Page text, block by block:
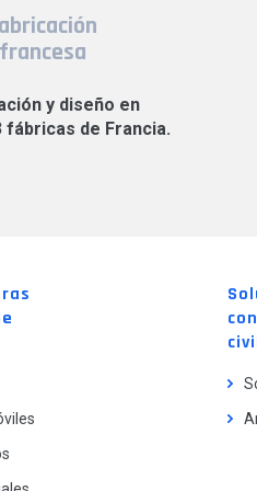
francesa
y diseño en
fábricas de Francia.